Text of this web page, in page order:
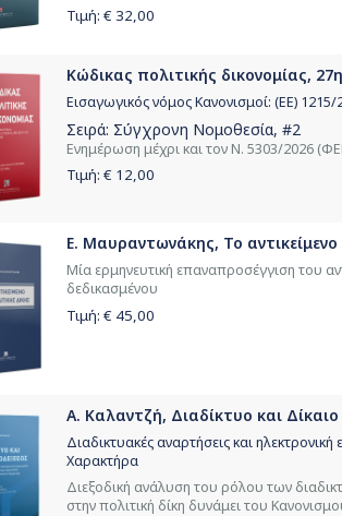
Τιμή: € 32,00
Κώδικας πολιτικής δικονομίας,
Εισαγωγικός νόμος Κανονισμοί: (ΕΕ)
Σειρά: Σύγχρονη Νομοθεσία, #2
Ενημέρωση μέχρι και τον Ν. 5303/2026
Τιμή: € 12,00
Ε. Μαυραντωνάκης, Το αντικείμενο
Μία ερμηνευτική επαναπροσέγγιση του
δεδικασμένου
Τιμή: € 45,00
Α. Καλαντζή, Διαδίκτυο και
Διαδικτυακές αναρτήσεις και
Χαρακτήρα
Διεξοδική ανάλυση του ρόλου των
στην πολιτική δίκη δυνάμει του